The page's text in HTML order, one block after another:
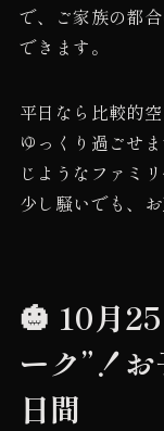
で、ご家族の都
できます。
平日なら比較的
ゆっくり過ごせ
じようなファミ
少し騒いでも、
🎃 10月
ーク”！
日間